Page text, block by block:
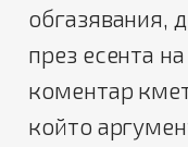
обгазявания,
през есента
коментар
който